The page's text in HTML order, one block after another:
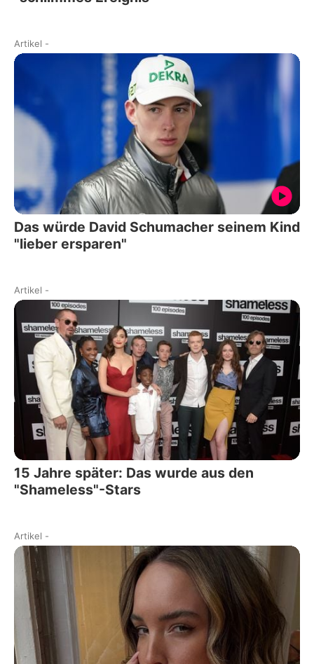
Artikel -
Das würde David Schumacher seinem Kind
"lieber ersparen"
Artikel -
15 Jahre später: Das wurde aus den
"Shameless"-Stars
Artikel -